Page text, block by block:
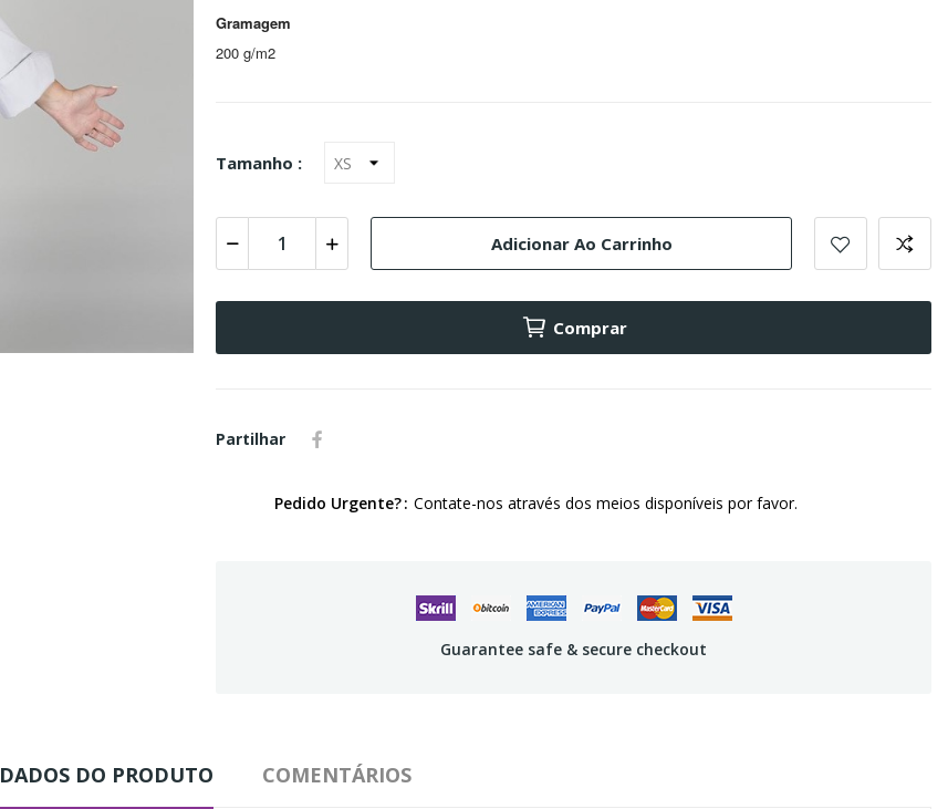
Gramagem
200 g/m2
Tamanho :
Adicionar Ao Carrinho
Comprar
Partilhar
Pedido Urgente? Contate-nos através dos meios disponíveis por favor.
Guarantee safe & secure checkout
DADOS DO PRODUTO COMENTÁRIOS